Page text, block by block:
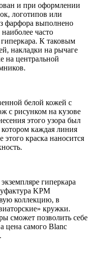
и при оформлении
логотипов или
фарфора выполнено
часто
К таковым
накладки на рычаге
на центральной
белой кожей с
с рисунком на кузове
этого узора был
каждая линия
краска наносится
гиперкара
KPM
коллекцию, в
кружки.
сможет позволить себе
цена самого Blanc